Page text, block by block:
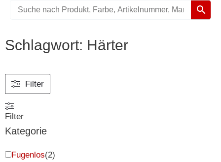
Schlagwort: Härter
Filter
Filter
Kategorie
Fugenlos(2)